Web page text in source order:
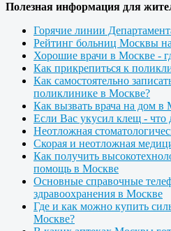
Полезная информация для
Горячие линии
Рейтинг больниц Москвы
Хорошие врачи в Москве -
Как прикрепиться к
Как самостоятельно
поликлинике в Москве?
Как вызвать врача на дом в
Если Вас укусил клещ - что
Неотложная
Скорая и неотложная
Как получить
помощь в Москве
Основные справочные
здравоохранения в Москве
Где и как можно купить
Москве?